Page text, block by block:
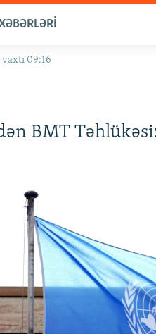
09:16
BMT